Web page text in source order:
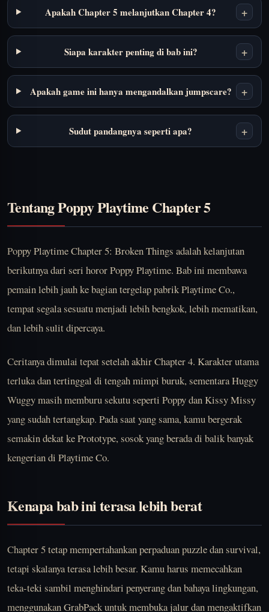
Apakah Chapter 5 melanjutkan Chapter 4? +
Siapa karakter penting di bab ini? +
Apakah game ini hanya mengandalkan jumpscare? +
Sudut pandangnya seperti apa? +
Tentang Poppy Playtime Chapter 5
Poppy Playtime Chapter 5: Broken Things adalah kelanjutan
berikutnya dari seri horor Poppy Playtime. Bab ini membawa
pemain lebih jauh ke bagian tergelap pabrik Playtime Co.,
tempat segala sesuatu menjadi lebih bengkok, lebih mematikan,
dan lebih sulit dipercaya.
Ceritanya dimulai tepat setelah akhir Chapter 4. Karakter utama
terluka dan tertinggal di tengah mimpi buruk, sementara Huggy
Wuggy masih memburu sekutu seperti Poppy dan Kissy Missy
yang sudah tertangkap. Pada saat yang sama, kamu bergerak
semakin dekat ke Prototype, sosok yang berada di balik banyak
kengerian di Playtime Co.
Kenapa bab ini terasa lebih berat
Chapter 5 tetap mempertahankan perpaduan puzzle dan survival,
tetapi skalanya terasa lebih besar. Kamu harus memecahkan
teka-teki sambil menghindari penyerang dan bahaya lingkungan,
menggunakan GrabPack untuk membuka jalur dan mengaktifkan